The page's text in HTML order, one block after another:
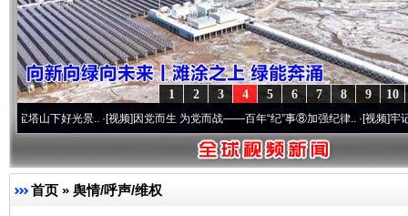
10
9
8
7
6
5
4
3
2
1
好光景..·[视频]因党而生 为党而战——百年“纪”事⑧加强纪律..·[视频]牢记初心使命
首页 » 舆情/呼声/维权